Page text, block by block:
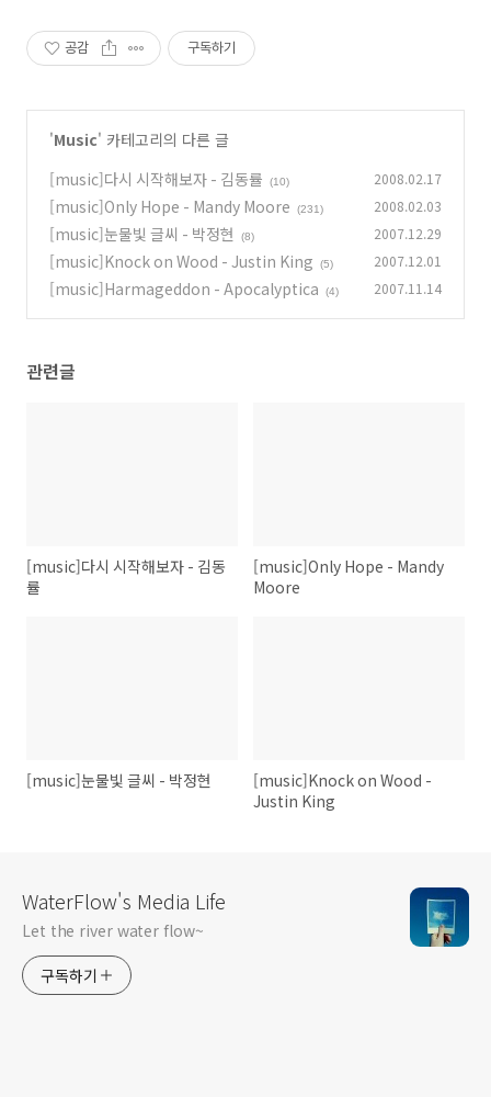
공감 구독하기
'Music' 카테고리의 다른 글
[music]다시 시작해보자 - 김동률
(10) 2008.02.17
[music]Only Hope - Mandy Moore (231) 2008.02.03
[music]눈물빛 글씨 - 박정현 (8) 2007.12.29
[music]Knock on Wood - Justin King (5) 2007.12.01
[music]Harmageddon - Apocalyptica (4) 2007.11.14
관련글
[music]다시 시작해보자 - 김동
률
[music]Only Hope - Mandy
Moore
[music]눈물빛 글씨 - 박정현
[music]Knock on Wood -
Justin King
WaterFlow's Media Life
Let the river water flow~
구독하기